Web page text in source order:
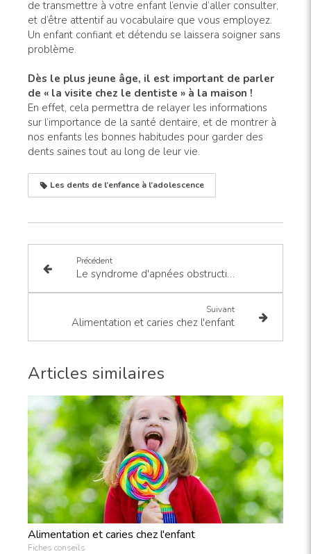
de transmettre à votre enfant l’envie d’aller consulter,
et d’être attentif au vocabulaire que vous employez.
Un enfant confiant et détendu se laissera soigner sans
problème.
Dès le plus jeune âge, il est important de parler
de « la visite chez le dentiste » à la maison !
En effet, cela permettra de relayer les informations
sur l’importance de la santé dentaire, et de montrer à
nos enfants les bonnes habitudes pour garder des
dents saines tout au long de leur vie.
Les dents de l’enfance à l’adolescence
Précédent
Le syndrome d'apnées obstructives du sommeil (saos)
Suivant
Alimentation et caries chez l'enfant
Articles similaires
Alimentation et caries chez l'enfant
Fiches conseils